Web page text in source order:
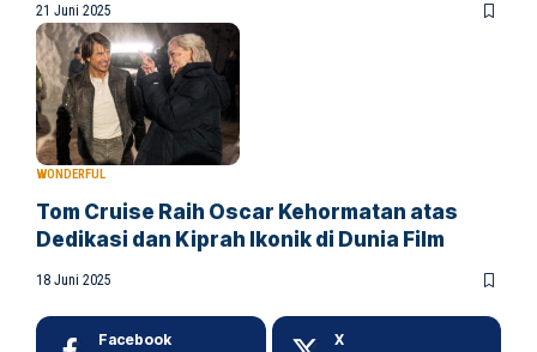
21 Juni 2025
WONDERFUL
Tom Cruise Raih Oscar Kehormatan atas
Dedikasi dan Kiprah Ikonik di Dunia Film
18 Juni 2025
Facebook X